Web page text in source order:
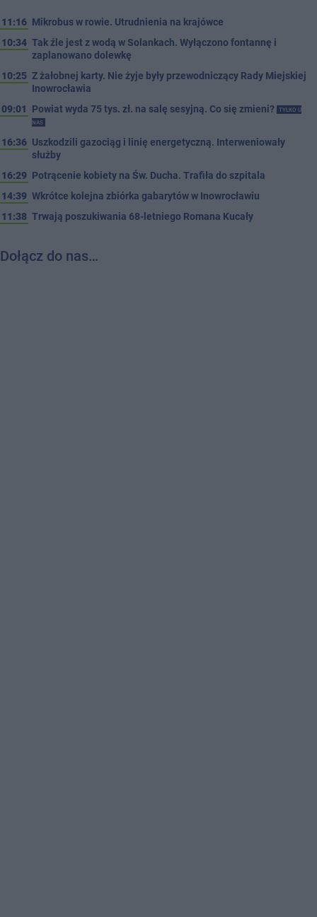
11:16 Mikrobus w rowie. Utrudnienia na krajówce
10:34 Tak źle jest z wodą w Solankach. Wyłączono fontannę i
zaplanowano dolewkę
10:25 Z żałobnej karty. Nie żyje były przewodniczący Rady Miejskiej
Inowrocławia
09:01
Powiat wyda 75 tys. zł. na salę sesyjną. Co się zmieni?
TYLKO U
NAS
16:36 Uszkodzili gazociąg i linię energetyczną. Interweniowały
służby
16:29 Potrącenie kobiety na Św. Ducha. Trafiła do szpitala
14:39 Wkrótce kolejna zbiórka gabarytów w Inowrocławiu
11:38 Trwają poszukiwania 68-letniego Romana Kucały
Dołącz do nas…